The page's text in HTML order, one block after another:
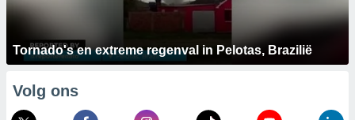
Tornado's en extreme regenval in Pelotas, Brazilië
Volg ons